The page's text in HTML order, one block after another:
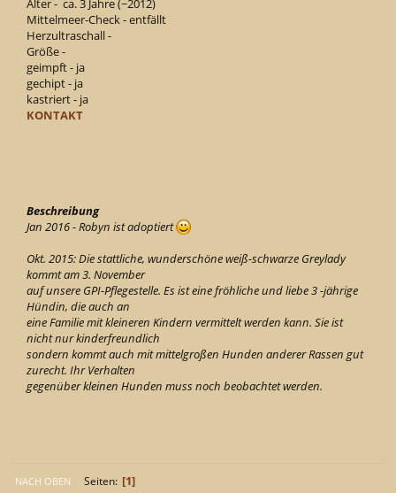
Alter - ca. 3 Jahre (~2012)
Mittelmeer-Check - entfällt
Herzultraschall -
Größe -
geimpft - ja
gechipt - ja
kastriert - ja
KONTAKT
Beschreibung
Jan 2016 - Robyn ist adoptiert
Okt. 2015: Die stattliche, wunderschöne weiß-schwarze Greylady
kommt am 3. November
auf unsere GPI-Pflegestelle. Es ist eine fröhliche und liebe 3 -jährige
Hündin, die auch an
eine Familie mit kleineren Kindern vermittelt werden kann. Sie ist
nicht nur kinderfreundlich
sondern kommt auch mit mittelgroßen Hunden anderer Rassen gut
zurecht. Ihr Verhalten
gegenüber kleinen Hunden muss noch beobachtet werden.
NACH OBEN Seiten 1